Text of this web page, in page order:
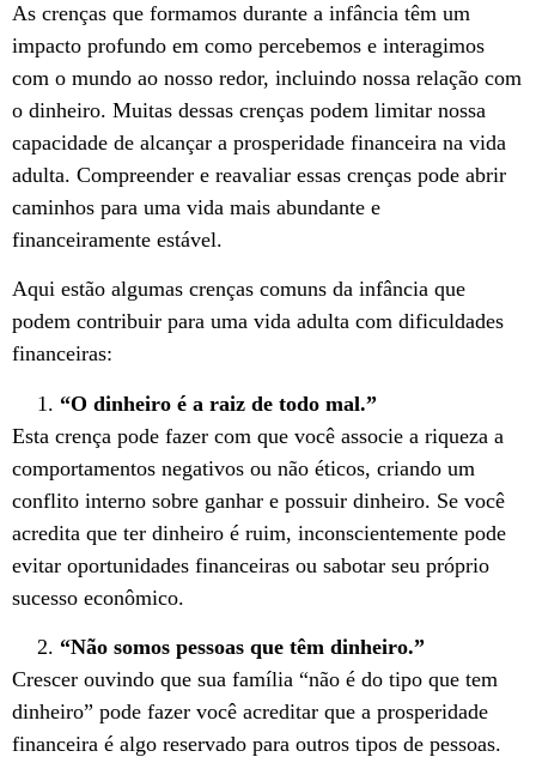
As crenças que formamos durante a infância têm um
impacto profundo em como percebemos e interagimos
com o mundo ao nosso redor, incluindo nossa relação com
o dinheiro. Muitas dessas crenças podem limitar nossa
capacidade de alcançar a prosperidade financeira na vida
adulta. Compreender e reavaliar essas crenças pode abrir
caminhos para uma vida mais abundante e
financeiramente estável.
Aqui estão algumas crenças comuns da infância que
podem contribuir para uma vida adulta com dificuldades
financeiras:
“O dinheiro é a raiz de todo mal.”
Esta crença pode fazer com que você associe a riqueza a
comportamentos negativos ou não éticos, criando um
conflito interno sobre ganhar e possuir dinheiro. Se você
acredita que ter dinheiro é ruim, inconscientemente pode
evitar oportunidades financeiras ou sabotar seu próprio
sucesso econômico.
“Não somos pessoas que têm dinheiro.”
Crescer ouvindo que sua família “não é do tipo que tem
dinheiro” pode fazer você acreditar que a prosperidade
financeira é algo reservado para outros tipos de pessoas.